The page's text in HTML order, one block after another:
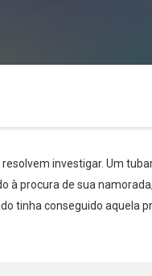
investigar. Um
à procura de sua
tinha conseguido aquela